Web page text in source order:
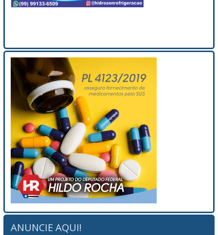
ANUNCIE AQUI!